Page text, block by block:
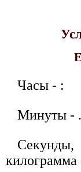
Часы - :
Минуты - .
килограмма